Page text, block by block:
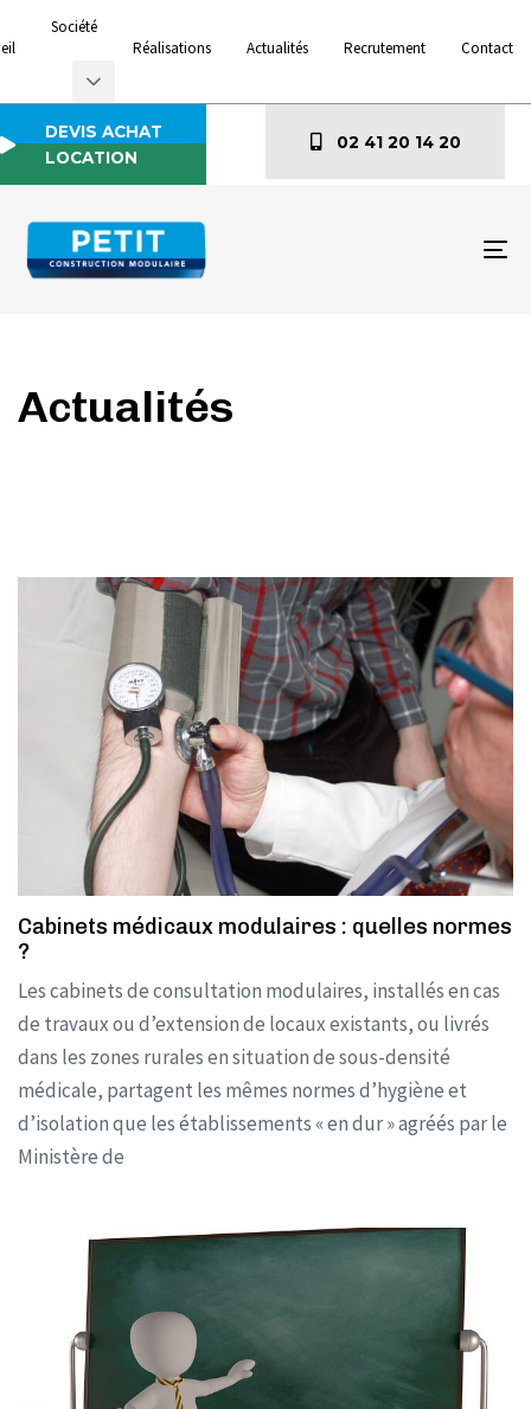
Société
Réalisations
Actualités Recrutement Contact
DEVIS ACHAT
LOCATION
02 41 20 14 20
Actualités
Cabinets médicaux modulaires : quelles normes
?
Les cabinets de consultation modulaires, installés en cas
de travaux ou d’extension de locaux existants, ou livrés
dans les zones rurales en situation de sous-densité
médicale, partagent les mêmes normes d’hygiène et
d’isolation que les établissements « en dur » agréés par le
Ministère de